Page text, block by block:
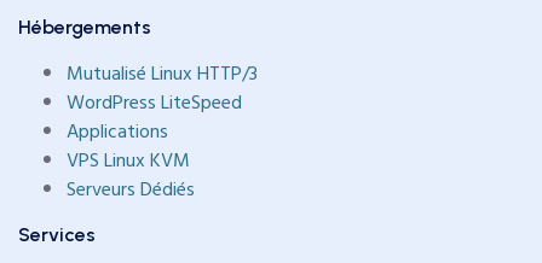
Hébergements
Mutualisé Linux HTTP/3
WordPress LiteSpeed
Applications
VPS Linux KVM
Serveurs Dédiés
Services